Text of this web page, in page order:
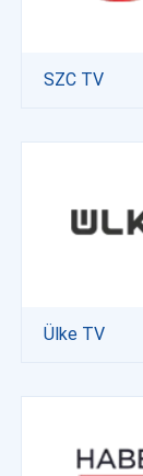
SZC TV
Ülke TV